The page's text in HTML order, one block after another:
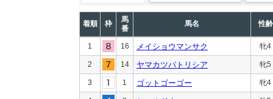
着順 枠
馬
番
馬名 性齢
1 16 メイショウマンサク 牝4
2 14 ヤマカツパトリシア 牝5
3 1 ゴットゴーゴー 牝4